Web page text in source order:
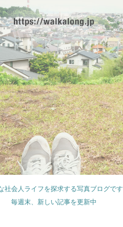
社会人ライフを探求する写真ブログです
毎週末、新しい記事を更新中